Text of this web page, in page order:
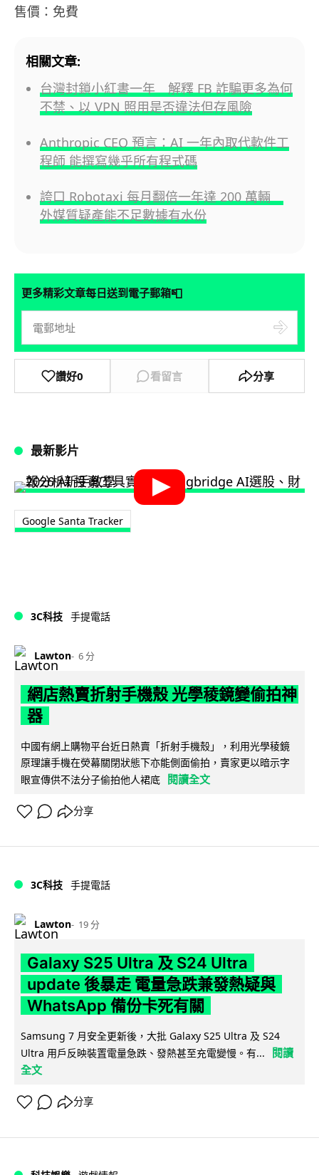
售價：免費
相關文章:
台灣封鎖小紅書一年 解釋 FB 詐騙更多為何
不禁、以 VPN 照用是否違法但存風險
Anthropic CEO 預言：AI 一年內取代軟件工
程師 能撰寫幾乎所有程式碼
誇口 Robotaxi 每月翻倍一年達 200 萬輛
外媒質疑產能不足數據有水份
更多精彩文章每日送到電子郵箱📮
讚好0 看留言 分享
最新影片
Google Santa Tracker
3C科技 手提電話
Lawton 6 分
網店熱賣折射手機殼 光學稜鏡變偷拍神
器
中國有網上購物平台近日熱賣「折射手機殼」，利用光學稜鏡
原理讓手機在熒幕關閉狀態下亦能側面偷拍，賣家更以暗示字
眼宣傳供不法分子偷拍他人裙底
閱讀全文
分享
3C科技 手提電話
Lawton 19 分
Galaxy S25 Ultra 及 S24 Ultra
update 後暴走 電量急跌兼發熱疑與
WhatsApp 備份卡死有關
Samsung 7 月安全更新後，大批 Galaxy S25 Ultra 及 S24
Ultra 用戶反映裝置電量急跌、發熱甚至充電變慢。有...
閱讀
全文
分享